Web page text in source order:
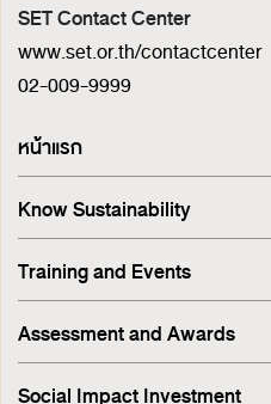
SET Contact Center
www.set.or.th/contactcenter
02-009-9999
หน้าแรก
Know Sustainability
Sustainability at A Glance
Principles and Guidelines
Corporate Governance
Sustainability Management
Stakeholder Engagement &
Training and Events
Training
Events
Assessment and Awards
Corporate Governance
SET ESG Ratings
Social Impact Investment